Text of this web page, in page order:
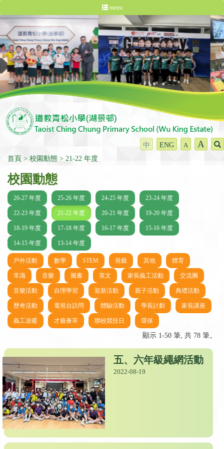
menu
中 ENG A A
首頁 校園動態 21-22 年度
校園動態
26-27 年度 25-26 年度 24-25 年度 23-24 年度
22-23 年度 21-22 年度 20-21 年度 19-20 年度
18-19 年度 17-18 年度 16-17 年度 15-16 年度
14-15 年度 13-14 年度
戶外活動 數學 STEM 視藝 其他 體育
常識 音樂 圖書 英文 家長義工活動 交流團
音樂活動 自理學習 迎新活動 親子活動 典禮活動
歷奇活動 電視台訪問 體驗活動 學長計劃 家長講座
義工送暖 才藝薈萃 聯校競技日 環保
顯示 1-50 筆, 共 78 筆。
五、六年級繩網活動
2022-08-19